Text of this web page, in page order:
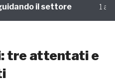
il settore 1
tre attentati e